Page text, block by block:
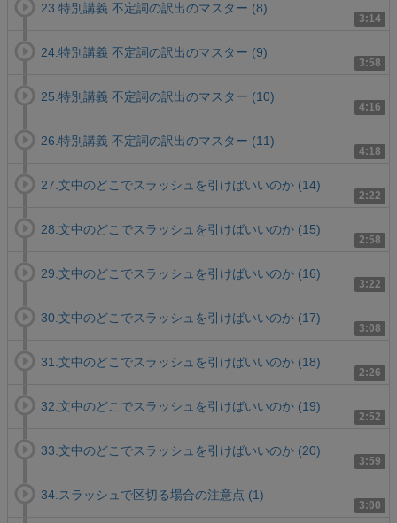
3:14
23.特別講義 不定詞の訳出のマスター (8)
3:58
24.特別講義 不定詞の訳出のマスター (9)
4:16
25.特別講義 不定詞の訳出のマスター (10)
4:18
26.特別講義 不定詞の訳出のマスター (11)
2:22
27.文中のどこでスラッシュを引けばいいのか (14)
2:58
28.文中のどこでスラッシュを引けばいいのか (15)
3:22
29.文中のどこでスラッシュを引けばいいのか (16)
3:08
30.文中のどこでスラッシュを引けばいいのか (17)
2:26
31.文中のどこでスラッシュを引けばいいのか (18)
2:52
32.文中のどこでスラッシュを引けばいいのか (19)
3:59
33.文中のどこでスラッシュを引けばいいのか (20)
3:00
34.スラッシュで区切る場合の注意点 (1)